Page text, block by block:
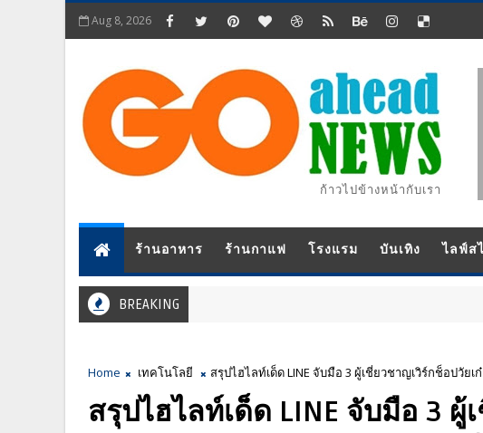
Aug 8, 2026
ก้าวไปข้างหน้ากับเรา
ร้านอาหาร ร้านกาแฟ โรงแรม บันเทิง ไลฟ์ส
BREAKING
Home เทคโนโลยี สรุปไฮไลท์เด็ด LINE จับมือ 3 ผู้เชี่ยวชาญเวิร์กช็อปวัย
สรุปไฮไลท์เด็ด LINE จับมือ 3 ผู้